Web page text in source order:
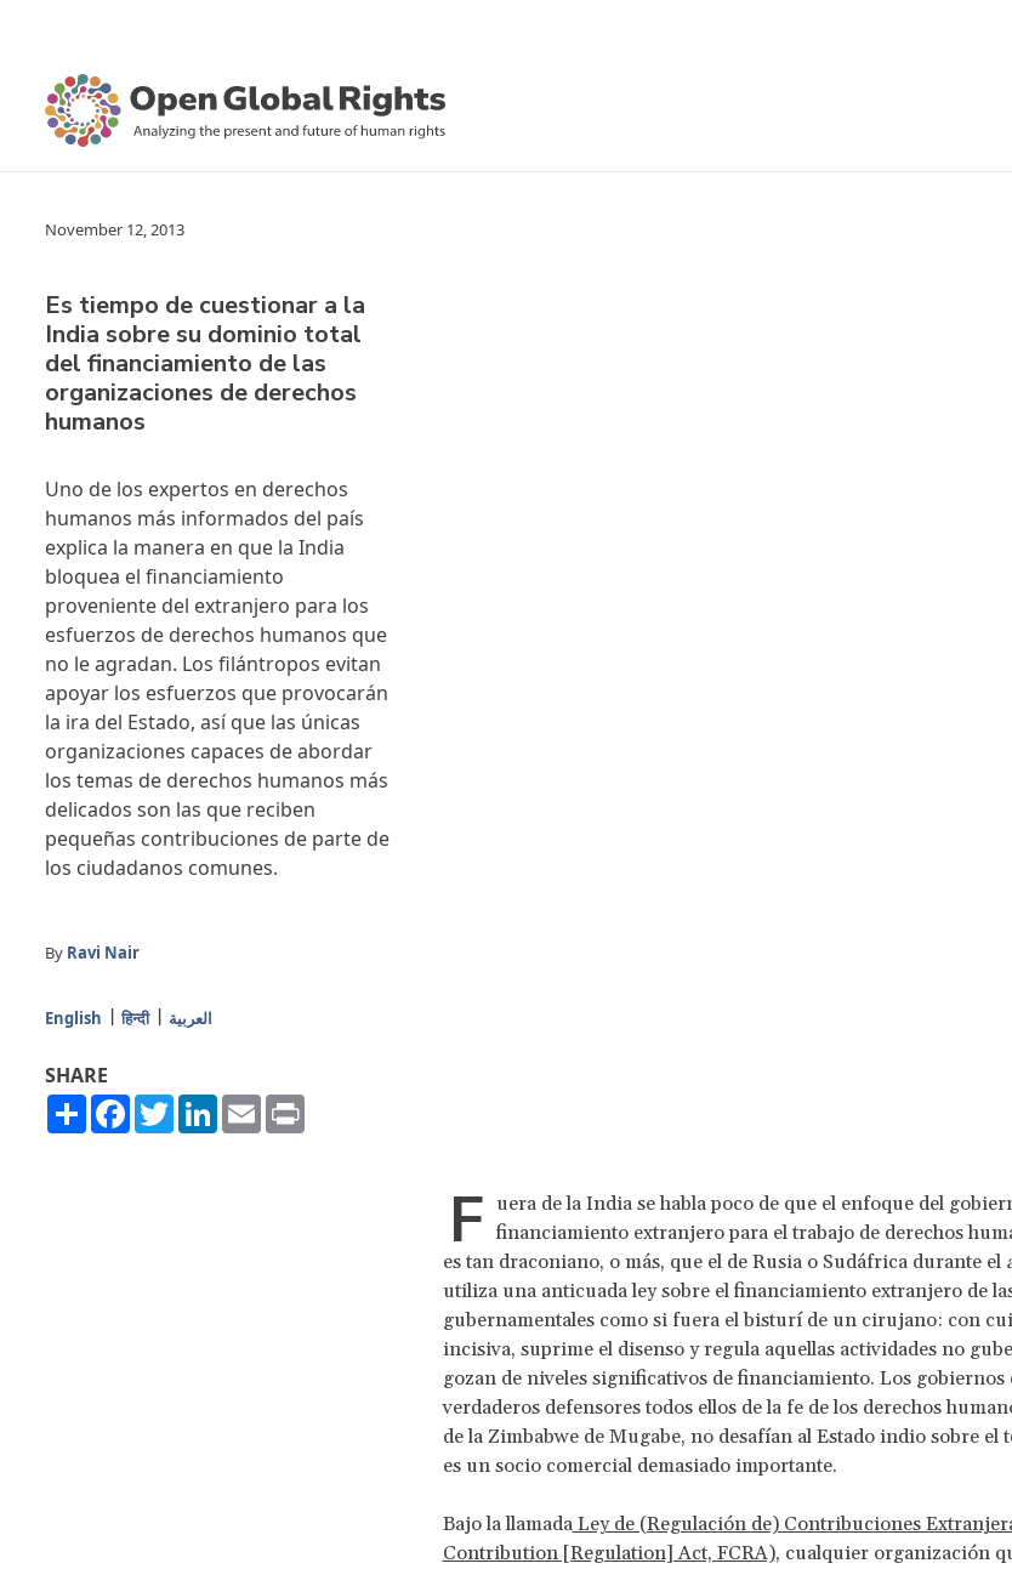
November 12, 2013
Es tiempo de cuestionar a la
India sobre su dominio total
del financiamiento de las
organizaciones de derechos
humanos
Uno de los expertos en derechos
humanos más informados del país
explica la manera en que la India
bloquea el financiamiento
proveniente del extranjero para los
esfuerzos de derechos humanos que
no le agradan. Los filántropos evitan
apoyar los esfuerzos que provocarán
la ira del Estado, así que las únicas
organizaciones capaces de abordar
los temas de derechos humanos más
delicados son las que reciben
pequeñas contribuciones de parte de
los ciudadanos comunes.
By Ravi Nair
English हिन्दी العربية
SHARE
ShareFacebook
TwitterLinkedIn
Email
F uera de la India se habla poco de que el enfoque del
financiamiento extranjero para el trabajo de derechos
es tan draconiano, o más, que el de Rusia o Sudáfrica durante el
utiliza una anticuada ley sobre el financiamiento extranjero de
gubernamentales como si fuera el bisturí de un cirujano: con
incisiva, suprime el disenso y regula aquellas actividades no
gozan de niveles significativos de financiamiento. Los gobiernos
verdaderos defensores todos ellos de la fe de los derechos
de la Zimbabwe de Mugabe, no desafían al Estado indio sobre el
es un socio comercial demasiado importante.
Bajo la llamadaLey de (Regulación de) Contribuciones
Contribution [Regulation] Act, FCRA), cualquier organización